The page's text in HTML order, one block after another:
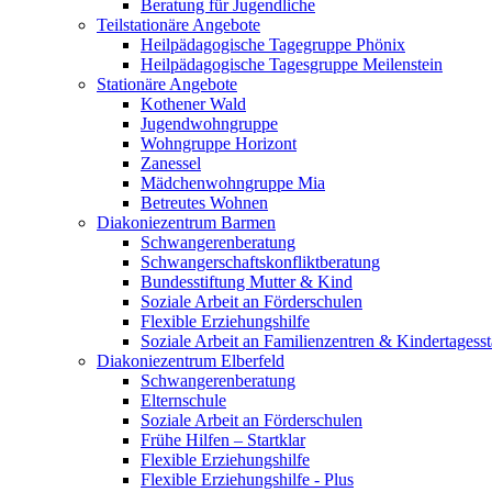
Beratung für Jugendliche
Teilstationäre Angebote
Heilpädagogische Tagegruppe Phönix
Heilpädagogische Tagesgruppe Meilenstein
Stationäre Angebote
Kothener Wald
Jugendwohngruppe
Wohngruppe Horizont
Zanessel
Mädchenwohngruppe Mia
Betreutes Wohnen
Diakoniezentrum Barmen
Schwangerenberatung
Schwangerschafts­konfliktberatung
Bundesstiftung Mutter & Kind
Soziale Arbeit an Förderschulen
Flexible Erziehungshilfe
Soziale Arbeit an Familienzentren &
Diakoniezentrum Elberfeld
Schwangerenberatung
Elternschule
Soziale Arbeit an Förderschulen
Frühe Hilfen – Startklar
Flexible Erziehungshilfe
Flexible Erziehungshilfe - Plus